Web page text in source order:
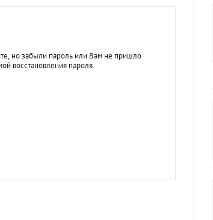
но забыли пароль или Вам не пришло
восстановления пароля.